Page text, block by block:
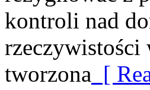
kontroli nad
tworzona [